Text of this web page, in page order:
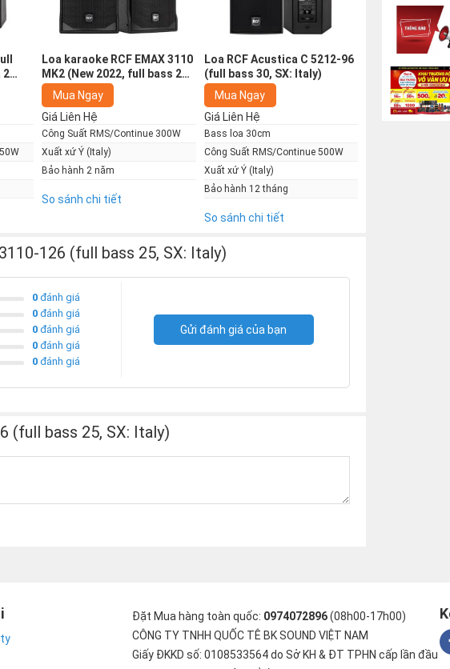
loa full này đã thiết lập tiêu chuẩn hoàn hảo cho các cặp loa
trong Series Compact được sản xuất trực tiếp tại Raffaello
Ý. Raffaello Sanzio là tên một họa sĩ, kiến trúc sư vĩ đại
và Leonardo da Vinci đủ để thấy tiêu chuẩn cực
và RCF Acustica C 5212-96 là một trong số cặp loa full
Acustica C 3110-126
Driver Protection
2
Loa karaoke RCF EMAX 3110
MK2 (New 2022, full bass 25,
designed and engineered in
Italy)
Mua Ngay
Giá Liên Hệ
Công Suất RMS/Continue 300W
Xuất xứ Ý (Italy)
Bảo hành 2 năm
So sánh chi tiết
Loa RCF Acustica C 5212-96
(full bass 30, SX: Italy)
Mua Ngay
Giá Liên Hệ
Bass loa 30cm
Công Suất RMS/Continue 500W
Xuất xứ Ý (Italy)
Bảo hành 12 tháng
So sánh chi tiết
126 (full bass 25, SX: Italy)
0đánh giá
0đánh giá
0đánh giá
0đánh giá
0đánh giá
Gửi đánh giá của bạn
(full bass 25, SX: Italy)
Đặt Mua hàng toàn quốc: 0974072896(08h00-17h00)
CÔNG TY TNHH QUỐC TÊ BK SOUND VIỆT NAM
Giấy ĐKKD số: 0108533564 do Sở KH & ĐT TPHN cấp lần đầu